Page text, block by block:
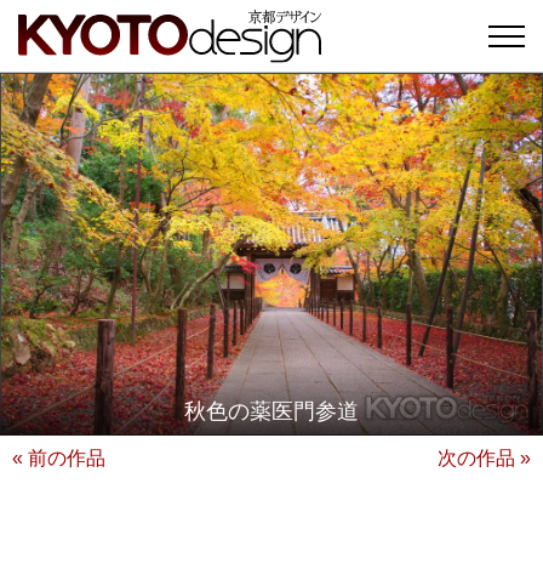
秋色の薬医門参道
« 前の作品 次の作品 »